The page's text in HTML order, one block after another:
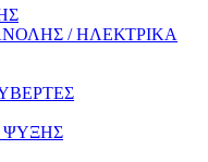
/ ΗΛΕΚΤΡΙΚΑ
ΨΥΞΗΣ